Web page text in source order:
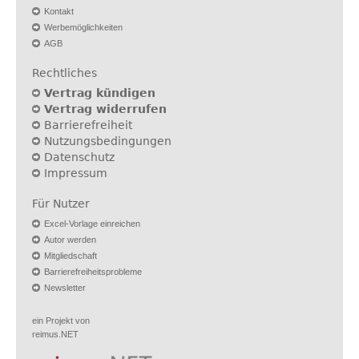
Kontakt
Werbemöglichkeiten
AGB
Rechtliches
Vertrag kündigen
Vertrag widerrufen
Barrierefreiheit
Nutzungsbedingungen
Datenschutz
Impressum
Für Nutzer
Excel-Vorlage einreichen
Autor werden
Mitgliedschaft
Barrierefreiheitsprobleme
Newsletter
ein Projekt von
reimus.NET